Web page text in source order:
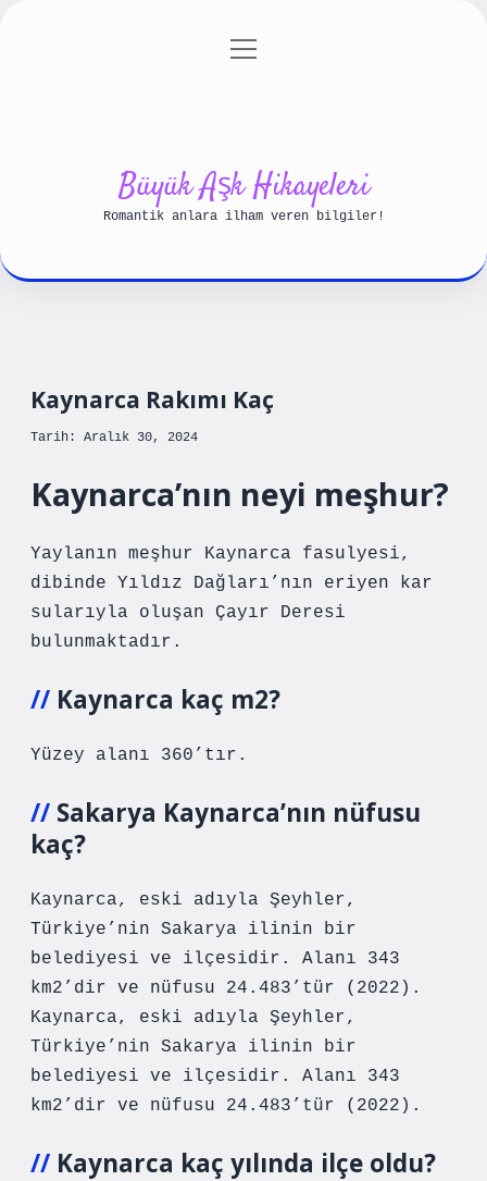
Gizlilik Politikası
menüyü
Büyük Aşk Hikayeleri
Romantik anlara ilham veren bilgiler!
Kaynarca Rakımı Kaç
Tarih: Aralık 30, 2024
Kaynarca’nın neyi meşhur?
Yaylanın meşhur Kaynarca fasulyesi,
dibinde Yıldız Dağları’nın eriyen kar
sularıyla oluşan Çayır Deresi
bulunmaktadır.
Kaynarca kaç m2?
Yüzey alanı 360’tır.
Sakarya Kaynarca’nın nüfusu
kaç?
Kaynarca, eski adıyla Şeyhler,
Türkiye’nin Sakarya ilinin bir
belediyesi ve ilçesidir. Alanı 343
km2’dir ve nüfusu 24.483’tür (2022).
Kaynarca, eski adıyla Şeyhler,
Türkiye’nin Sakarya ilinin bir
belediyesi ve ilçesidir. Alanı 343
km2’dir ve nüfusu 24.483’tür (2022).
Kaynarca kaç yılında ilçe oldu?